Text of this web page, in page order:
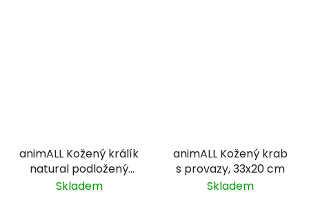
animALL Kožený králík
natural podložený
plstí, 18x11 cm
Skladem
animALL Kožený krab
s provazy, 33x20 cm
Skladem